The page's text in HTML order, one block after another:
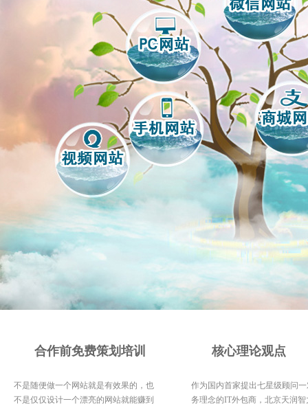
合作前免费策划培训
不是随便做一个网站就是有效果的，也
不是仅仅设计一个漂亮的网站就能赚到
核心理论观点
作为国内首家提出七星级顾问
务理念的IT外包商，北京天润智